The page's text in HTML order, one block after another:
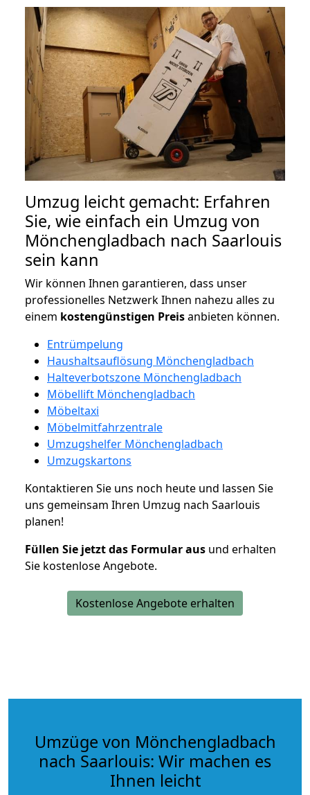
Umzug leicht gemacht: Erfahren
Sie, wie einfach ein Umzug von
Mönchengladbach nach Saarlouis
sein kann
Wir können Ihnen garantieren, dass unser
professionelles Netzwerk Ihnen nahezu alles zu
einem kostengünstigen Preisanbieten können.
Entrümpelung
Haushaltsauflösung Mönchengladbach
Halteverbotszone Mönchengladbach
Möbellift Mönchengladbach
Möbeltaxi
Möbelmitfahrzentrale
Umzugshelfer Mönchengladbach
Umzugskartons
Kontaktieren Sie uns noch heute und lassen Sie
uns gemeinsam Ihren Umzug nach Saarlouis
planen!
Füllen Sie jetzt das Formular aus und erhalten
Sie kostenlose Angebote.
Kostenlose Angebote erhalten
Umzüge von Mönchengladbach
nach Saarlouis: Wir machen es
Ihnen leicht